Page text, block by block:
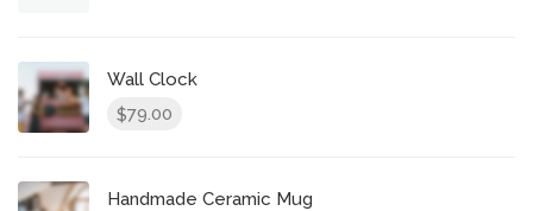
Wall Clock
$79.00
Handmade Ceramic Mug